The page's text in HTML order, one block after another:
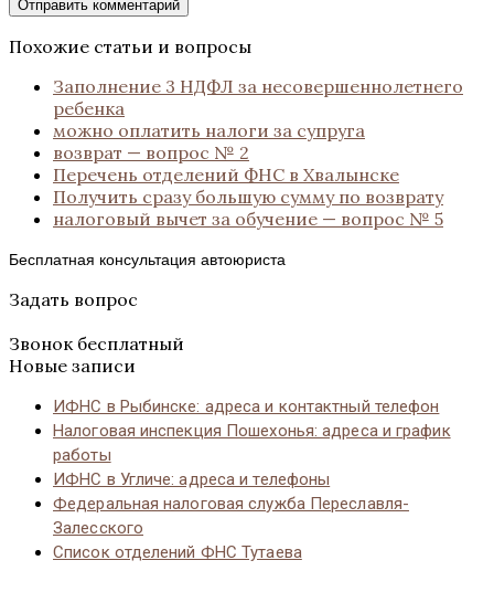
Похожие статьи и вопросы
Заполнение 3 НДФЛ за несовершеннолетнего
ребенка
можно оплатить налоги за супруга
возврат — вопрос № 2
Перечень отделений ФНС в Хвалынске
Получить сразу большую сумму по возврату
налоговый вычет за обучение — вопрос № 5
Бесплатная консультация автоюриста
Задать вопрос
Звонок бесплатный
Новые записи
ИФНС в Рыбинске: адреса и контактный телефон
Налоговая инспекция Пошехонья: адреса и график
работы
ИФНС в Угличе: адреса и телефоны
Федеральная налоговая служба Переславля-
Залесского
Список отделений ФНС Тутаева